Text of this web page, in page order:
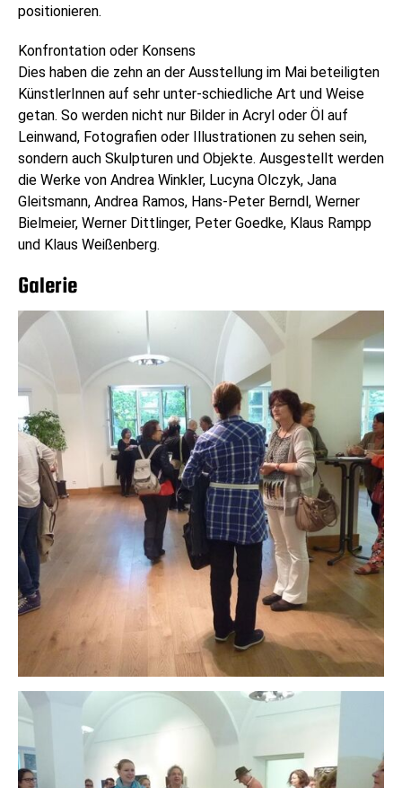
positionieren.
Konfrontation oder Konsens
Dies haben die zehn an der Ausstellung im Mai beteiligten
KünstlerInnen auf sehr unter-schiedliche Art und Weise
getan. So werden nicht nur Bilder in Acryl oder Öl auf
Leinwand, Fotografien oder Illustrationen zu sehen sein,
sondern auch Skulpturen und Objekte. Ausgestellt werden
die Werke von Andrea Winkler, Lucyna Olczyk, Jana
Gleitsmann, Andrea Ramos, Hans-Peter Berndl, Werner
Bielmeier, Werner Dittlinger, Peter Goedke, Klaus Rampp
und Klaus Weißenberg.
Galerie